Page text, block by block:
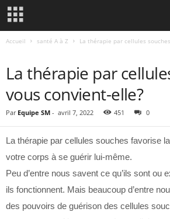
Accueil santé A à Z La thérapie par cellules
La thérapie par
vous convient-elle?
Par Equipe SM - avril 7, 2022 451 0
La thérapie par cellules souches favorise
votre corps à se guérir lui-même.
Peu d’entre nous savent ce qu’ils sont ou
ils fonctionnent. Mais beaucoup d’entre
des pouvoirs de guérison des cellules